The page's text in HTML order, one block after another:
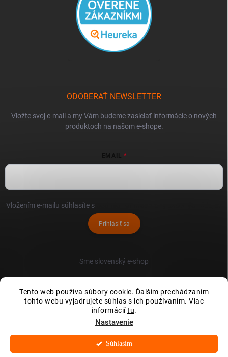
Tento web používa súbory cookie. Ďalším prechádzaním
tohto webu vyjadrujete súhlas s ich používaním. Viac
informáciítu.
Nastavenie
Súhlasím
ODOBERAŤ NEWSLETTER
Vložte svoj e-mail a my Vám budeme zasielať informácie o nových
produktoch na našom e-shope.
EMAIL
Vložením e-mailu súhlasíte s
Prihlásiť sa
Sme slovenský e-shop
. Všetky práva vyhradené.